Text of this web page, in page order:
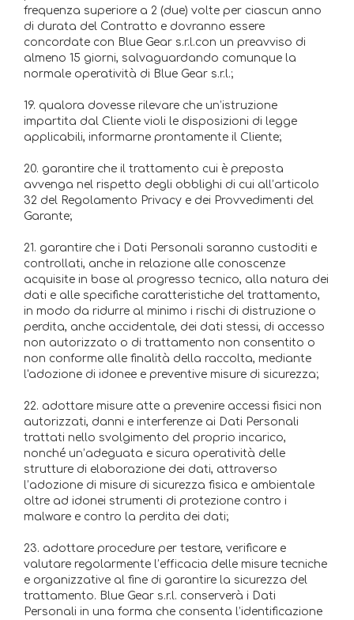
frequenza superiore a 2 (due) volte per ciascun anno
di durata del Contratto e dovranno essere
concordate con Blue Gear s.r.l.con un preavviso di
almeno 15 giorni, salvaguardando comunque la
normale operatività di Blue Gear s.r.l.;
19. qualora dovesse rilevare che un’istruzione
impartita dal Cliente violi le disposizioni di legge
applicabili, informarne prontamente il Cliente;
20. garantire che il trattamento cui è preposta
avvenga nel rispetto degli obblighi di cui all’articolo
32 del Regolamento Privacy e dei Provvedimenti del
Garante;
21. garantire che i Dati Personali saranno custoditi e
controllati, anche in relazione alle conoscenze
acquisite in base al progresso tecnico, alla natura dei
dati e alle specifiche caratteristiche del trattamento,
in modo da ridurre al minimo i rischi di distruzione o
perdita, anche accidentale, dei dati stessi, di accesso
non autorizzato o di trattamento non consentito o
non conforme alle finalità della raccolta, mediante
l'adozione di idonee e preventive misure di sicurezza;
22. adottare misure atte a prevenire accessi fisici non
autorizzati, danni e interferenze ai Dati Personali
trattati nello svolgimento del proprio incarico,
nonché un’adeguata e sicura operatività delle
strutture di elaborazione dei dati, attraverso
l’adozione di misure di sicurezza fisica e ambientale
oltre ad idonei strumenti di protezione contro i
malware e contro la perdita dei dati;
23. adottare procedure per testare, verificare e
valutare regolarmente l’efficacia delle misure tecniche
e organizzative al fine di garantire la sicurezza del
trattamento. Blue Gear s.r.l. conserverà i Dati
Personali in una forma che consenta l’identificazione